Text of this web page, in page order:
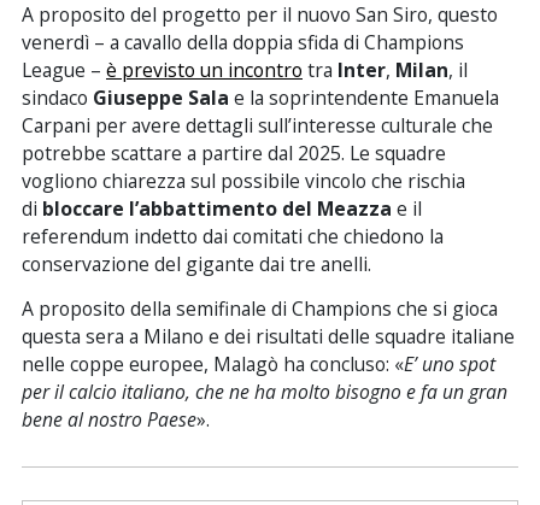
A proposito del progetto per il nuovo San Siro, questo
venerdì – a cavallo della doppia sfida di Champions
League – è previsto un incontro tra Inter, Milan, il
sindaco Giuseppe Sala e la soprintendente Emanuela
Carpani per avere dettagli sull’interesse culturale che
potrebbe scattare a partire dal 2025. Le squadre
vogliono chiarezza sul possibile vincolo che rischia
di bloccare l’abbattimento del Meazza e il
referendum indetto dai comitati che chiedono la
conservazione del gigante dai tre anelli.
A proposito della semifinale di Champions che si gioca
questa sera a Milano e dei risultati delle squadre italiane
nelle coppe europee, Malagò ha concluso: «E’ uno spot
per il calcio italiano, che ne ha molto bisogno e fa un gran
bene al nostro Paese».